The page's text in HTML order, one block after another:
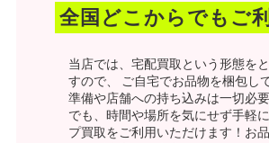
全国どこからでもご
当店では、宅配買取という形態を
すので、 ご自宅でお品物を梱包し
準備や店舗への持ち込みは一切必
でも、時間や場所を気にせず手軽
プ買取をご利用いただけます！お